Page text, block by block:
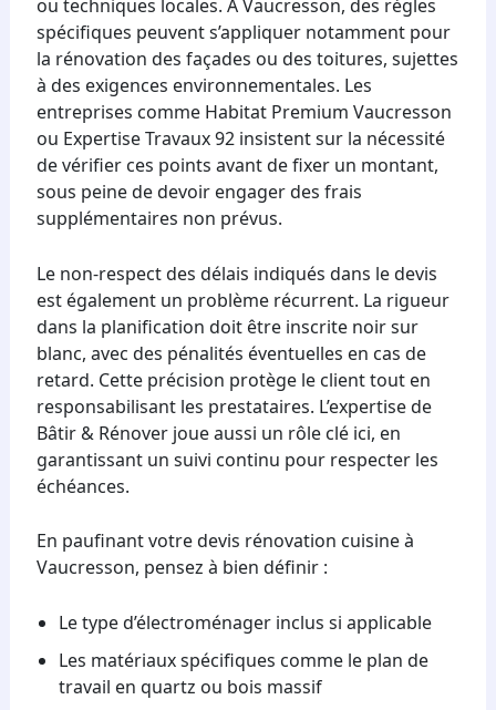
ou techniques locales. À Vaucresson, des règles
spécifiques peuvent s’appliquer notamment pour
la rénovation des façades ou des toitures, sujettes
à des exigences environnementales. Les
entreprises comme Habitat Premium Vaucresson
ou Expertise Travaux 92 insistent sur la nécessité
de vérifier ces points avant de fixer un montant,
sous peine de devoir engager des frais
supplémentaires non prévus.
Le non-respect des délais indiqués dans le devis
est également un problème récurrent. La rigueur
dans la planification doit être inscrite noir sur
blanc, avec des pénalités éventuelles en cas de
retard. Cette précision protège le client tout en
responsabilisant les prestataires. L’expertise de
Bâtir & Rénover joue aussi un rôle clé ici, en
garantissant un suivi continu pour respecter les
échéances.
En paufinant votre devis rénovation cuisine à
Vaucresson, pensez à bien définir :
Le type d’électroménager inclus si applicable
Les matériaux spécifiques comme le plan de
travail en quartz ou bois massif